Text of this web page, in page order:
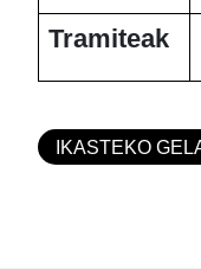
Tramiteak
IKASTEKO